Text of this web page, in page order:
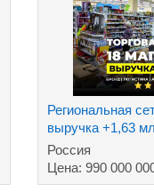
Региональная
выручка +1,63
Россия
Цена: 990 000